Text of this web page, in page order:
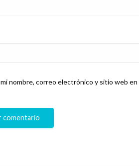
nombre, correo electrónico y sitio web